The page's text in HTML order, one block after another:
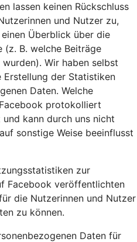
lassen keinen Rückschluss
und Nutzer zu,
Überblick über die
(z. B. welche Beiträge
Wir haben selbst
der Statistiken
Daten. Welche
protokolliert
kann durch uns nicht
sonstige Weise beeinflusst
zur
Facebook veröffentlichten
die Nutzerinnen und Nutzer
zu können.
Daten für